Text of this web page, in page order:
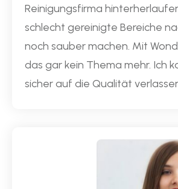
Reinigungsfirma
schlecht gereinigte Bereiche
noch sauber machen. Mit
das gar kein Thema mehr. Ich
sicher auf die Qualität